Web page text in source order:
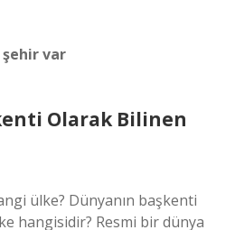
şehir var
Olarak Bilinen
ülke? Dünyanın başkenti
hangisidir? Resmi bir dünya